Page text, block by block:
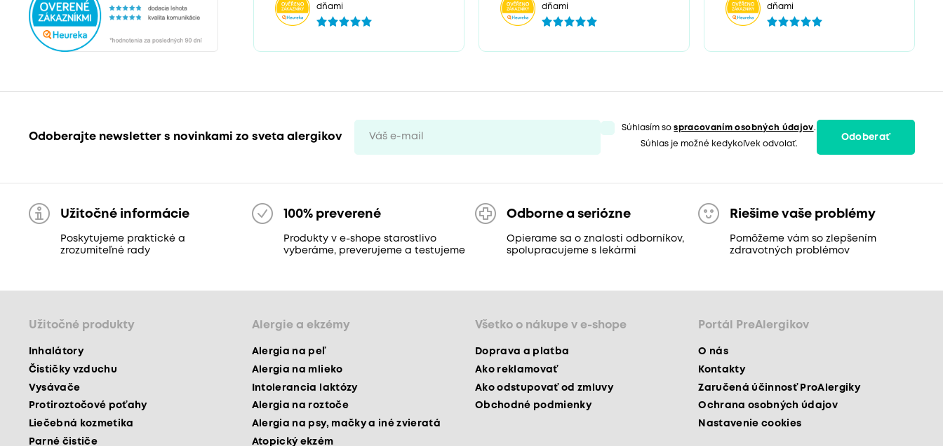
dňami
dňami
dňami
Odoberajte newsletter s novinkami zo sveta alergikov
Súhlasím sospracovaním osobných údajov.
Súhlas je možné kedykoľvek odvolať.
Odoberať
Užitočné informácie
Poskytujeme praktické a
zrozumiteľné rady
100% preverené
Produkty v e-shope starostlivo
vyberáme, preverujeme a testujeme
Odborne a seriózne
Opierame sa o znalosti odborníkov,
spolupracujeme s lekármi
Riešime vaše problémy
Pomôžeme vám so zlepšením
zdravotných problémov
Užitočné produkty
Inhalátory
Čističky vzduchu
Vysávače
Protiroztočové poťahy
Liečebná kozmetika
Parné čističe
Alergie a ekzémy
Alergia na peľ
Alergia na mlieko
Intolerancia laktózy
Alergia na roztoče
Alergia na psy, mačky a iné zvieratá
Atopický ekzém
Všetko o nákupe v e-shope
Doprava a platba
Ako reklamovať
Ako odstupovať od zmluvy
Obchodné podmienky
Portál PreAlergikov
O nás
Kontakty
Zaručená účinnosť ProAlergiky
Ochrana osobných údajov
Nastavenie cookies